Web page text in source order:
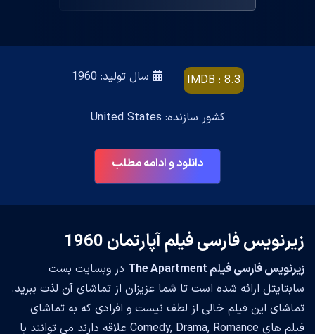
IMDB : 8.3 سال تولید: 1960
کشور سازنده: United States
دانلود و ادامه مطلب
زیرنویس فارسی فیلم آپارتمان 1960
زیرنویس فارسی فیلم The Apartment
در وبسایت بست
سابتایتل ارائه شده است تا شما عزیزان از تماشای آن لذت ببرید.
تماشای این فیلم خالی از لطف نیست و افرادی که به تماشای
فیلم های Comedy, Drama, Romance علاقه دارند می توانند با